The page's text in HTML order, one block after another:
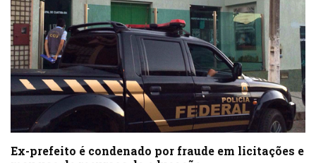
Ex-prefeito é condenado por fraude em licitações e